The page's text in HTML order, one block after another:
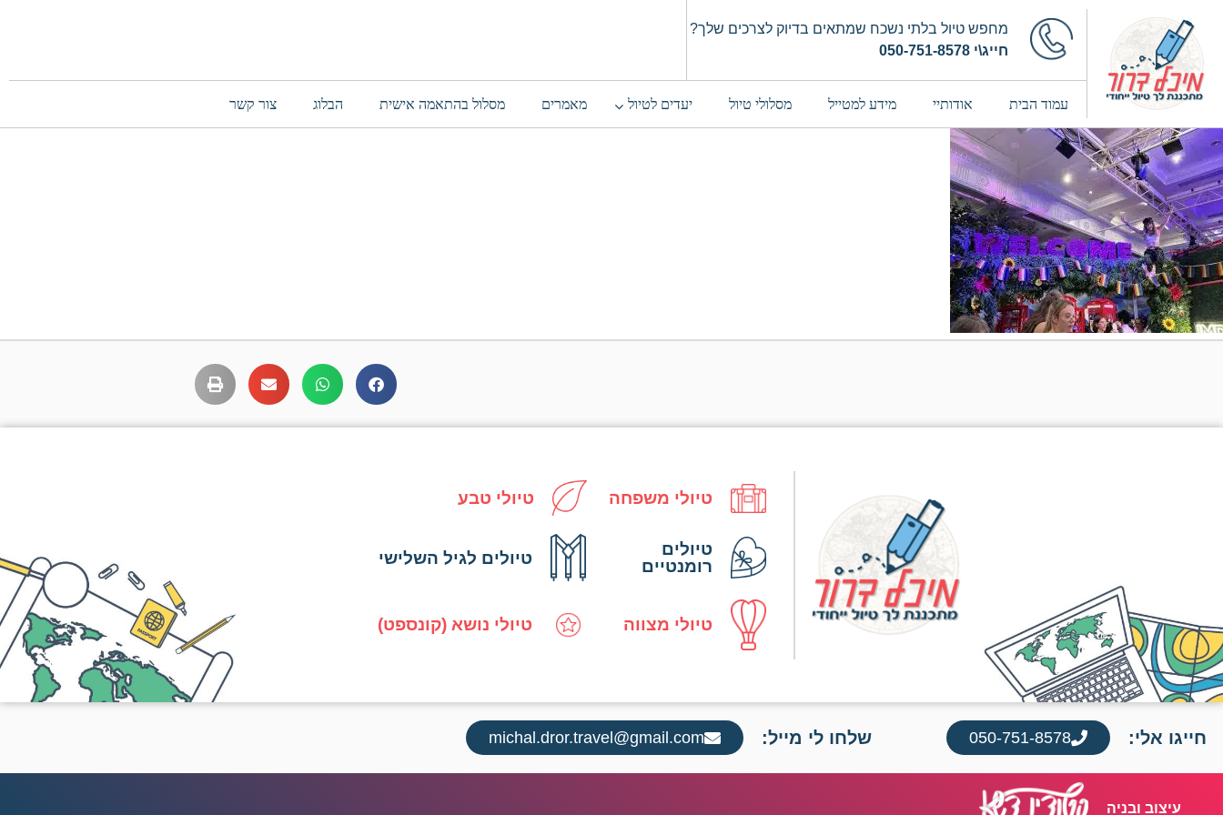
מחפש טיול בלתי נשכח שמתאים בדיוק לצרכים שלך?
חייג\י 050-751-8578
עמוד הבית אודותיי מידע למטייל מסלולי טיול יעדים לטיול מאמרים מסלול בהתאמה אישית הבלוג צור קשר
טיולי משפחה טיולי טבע
טיולים
רומנטיים
טיולים לגיל השלישי
טיולי מצווה טיולי נושא (קונספט)
חייגו אלי: 050-751-8578 שלחו לי מייל: michal.dror.travel@gmail.com
עיצוב ובניה